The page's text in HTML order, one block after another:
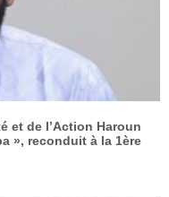
et de l’Action Haroun
», reconduit à la 1ère